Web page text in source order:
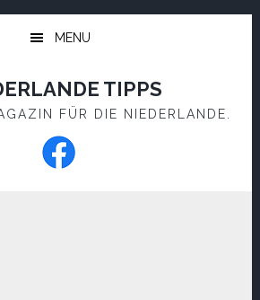
MENU
TIPPS
FÜR DIE NIEDERLANDE.